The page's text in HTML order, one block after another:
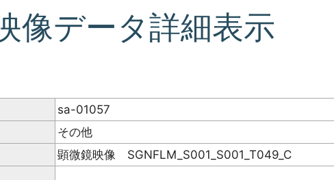
像データ詳細表示
sa-01057
その他
顕微鏡映像 SGNFLM_S001_S001_T049_C